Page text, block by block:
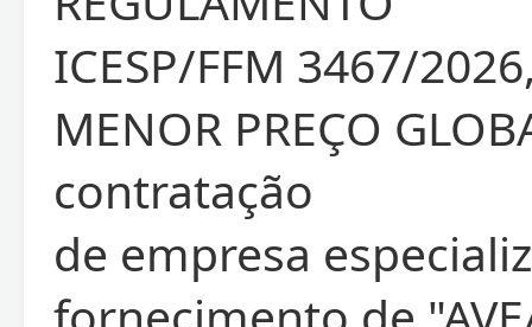
ICESP/FFM 3467/
MENOR PREÇO
contratação
de empresa